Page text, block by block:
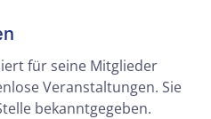
für seine Mitglieder
Veranstaltungen. Sie
bekanntgegeben.